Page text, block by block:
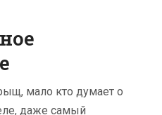
мало кто думает о
даже самый